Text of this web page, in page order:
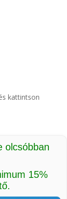
kattintson
olcsóbban
15%